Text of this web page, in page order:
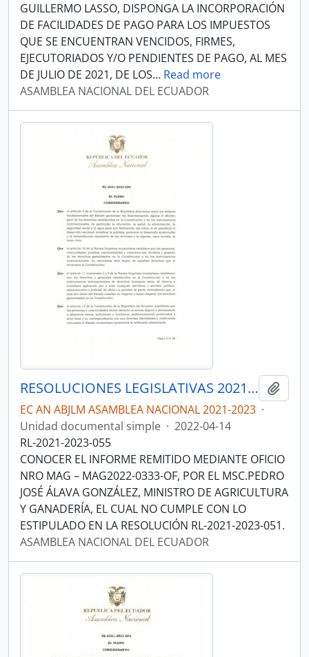
GUILLERMO LASSO, DISPONGA LA INCORPORACIÓN
DE FACILIDADES DE PAGO PARA LOS IMPUESTOS
QUE SE ENCUENTRAN VENCIDOS, FIRMES,
EJECUTORIADOS Y/O PENDIENTES DE PAGO, AL MES
DE JULIO DE 2021, DE LOS… Read more
ASAMBLEA NACIONAL DEL ECUADOR
RESOLUCIONES LEGISLATIVAS 2021-2023
EC AN ABJLM ASAMBLEA NACIONAL 2021-2023 ·
Unidad documental simple · 2022-04-14
RL-2021-2023-055
CONOCER EL INFORME REMITIDO MEDIANTE OFICIO
NRO MAG – MAG2022-0333-OF, POR EL MSC.PEDRO
JOSÉ ÁLAVA GONZÁLEZ, MINISTRO DE AGRICULTURA
Y GANADERÍA, EL CUAL NO CUMPLE CON LO
ESTIPULADO EN LA RESOLUCIÓN RL-2021-2023-051.
ASAMBLEA NACIONAL DEL ECUADOR